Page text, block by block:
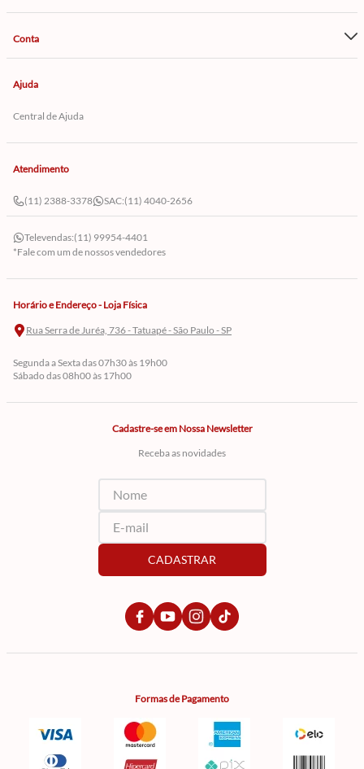
Conta
Ajuda
Central de Ajuda
Atendimento
(11) 2388-3378 SAC:(11) 4040-2656
Televendas:(11) 99954-4401
*Fale com um de nossos vendedores
Horário e Endereço - Loja Física
Rua Serra de Juréa, 736 - Tatuapé - São Paulo - SP
Segunda a Sexta das 07h30 às 19h00
Sábado das 08h00 às 17h00
Cadastre-se em Nossa Newsletter
Receba as novidades
CADASTRAR
Formas de Pagamento